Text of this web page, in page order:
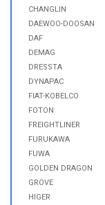
CHANGLIN
DAEWOO-DOOSAN
DAF
DEMAG
DRESSTA
DYNAPAC
FIAT-KOBELCO
FOTON
FREIGHTLINER
FURUKAWA
FUWA
GOLDEN DRAGON
GROVE
HIGER